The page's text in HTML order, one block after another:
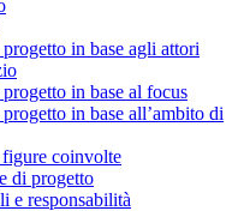
in base agli attori
in base al focus
in base all’ambito di
coinvolte
di progetto
e responsabilità